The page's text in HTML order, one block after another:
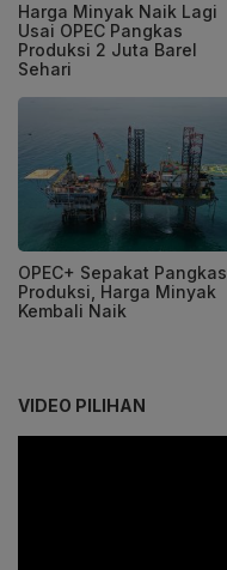
Harga Minyak Naik Lagi
Usai OPEC Pangkas
Produksi 2 Juta Barel
Sehari
OPEC+ Sepakat Pangkas
Produksi, Harga Minyak
Kembali Naik
VIDEO PILIHAN